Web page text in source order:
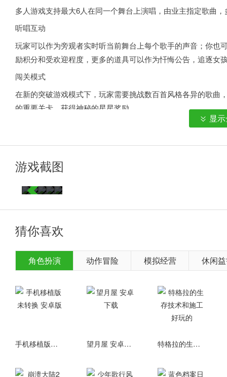
多人游戏支持最大6人在同一个舞台上演唱，由业主指定歌曲
听唱互动
玩家可以作为旁观者实时听当前舞台上每个歌手的声音；你也
励积分和受欢迎程度，更多的道具可以作为忏悔公告，追逐女
闯关模式
在新的突破游戏模式下，玩家需要挑战数百首风格各异的歌曲
的重要关卡，获得神秘的星星奖励。
不进入约会系统为陌生玩家提供了相互了解的机会，可以实时
加自身的“人气值”属性，让玩家对交朋友有无尽的动力。
以上是小编为大家整理的。《 <心动K歌 推荐>》更多精彩内
显
游戏截图
猜你喜欢
角色扮演 动作冒险 模拟经营 休闲
手机移植版未转换 安卓版 望月屋 安卓下载 特格拉的生存技术和施工 好玩的